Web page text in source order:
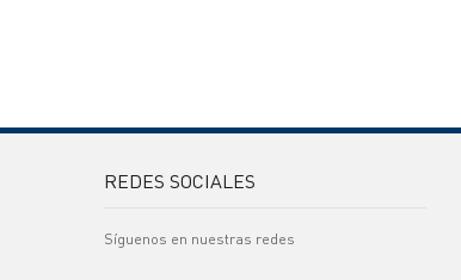
REDES SOCIALES
Síguenos en nuestras redes